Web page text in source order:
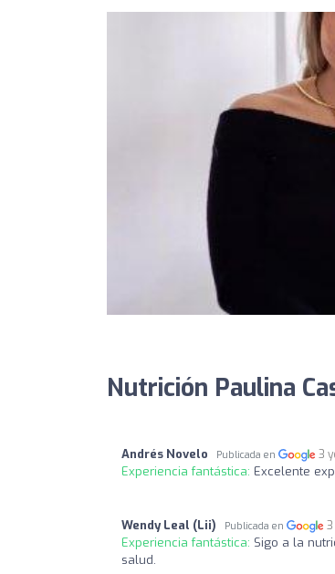
Nutrición Paulina
Andrés Novelo Publicada en 3
Experiencia fantástica: Excelente
Wendy Leal (Lii) Publicada en
Experiencia fantástica: Sigo a la
salud.